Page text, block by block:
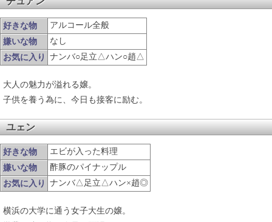
好きな物
アルコール全般
嫌いな物
なし
お気に入り
ナンバ○足立△ハン○趙△
大人の魅力が溢れる嬢。
子供を養う為に、今日も接客に励む。
ユェン
好きな物
エビが入った料理
嫌いな物
酢豚のパイナップル
お気に入り
ナンバ△足立△ハン×趙◎
横浜の大学に通う女子大生の嬢。